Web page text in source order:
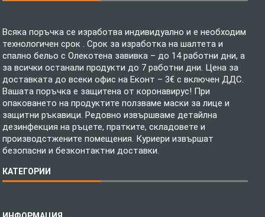
Всяка поръчка се изработва индивидуално и е необходим
технологичен срок . Срок за изработка на шалтета и
спално бельо с Олекотена завивка – до 14 работни дни, а
за всички останали продукти до 7 работни дни. Цена за
доставката до всеки офис на Еконт – 3€ с включен ДДС.
Вашата поръчка е защитена от коронавирус! При
опаковането на продуктите ползваме маски за лице и
защитни ръкавици. Редовно извършваме детайлна
дезинфекция на ръцете, пратките, складовете и
производстжените помещения. Куриери извършат
безопасни и безконтактни доставки.
КАТЕГОРИИ